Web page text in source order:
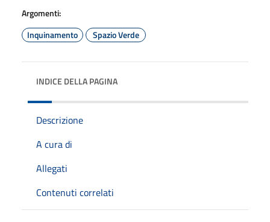
Argomenti:
Inquinamento
Spazio Verde
INDICE DELLA PAGINA
Descrizione
A cura di
Allegati
Contenuti correlati